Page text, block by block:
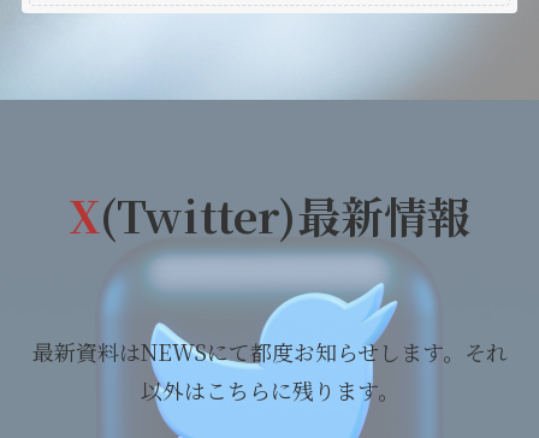
X(Twitter)最新情報
最新資料はNEWSにて都度お知らせします。それ
以外はこちらに残ります。